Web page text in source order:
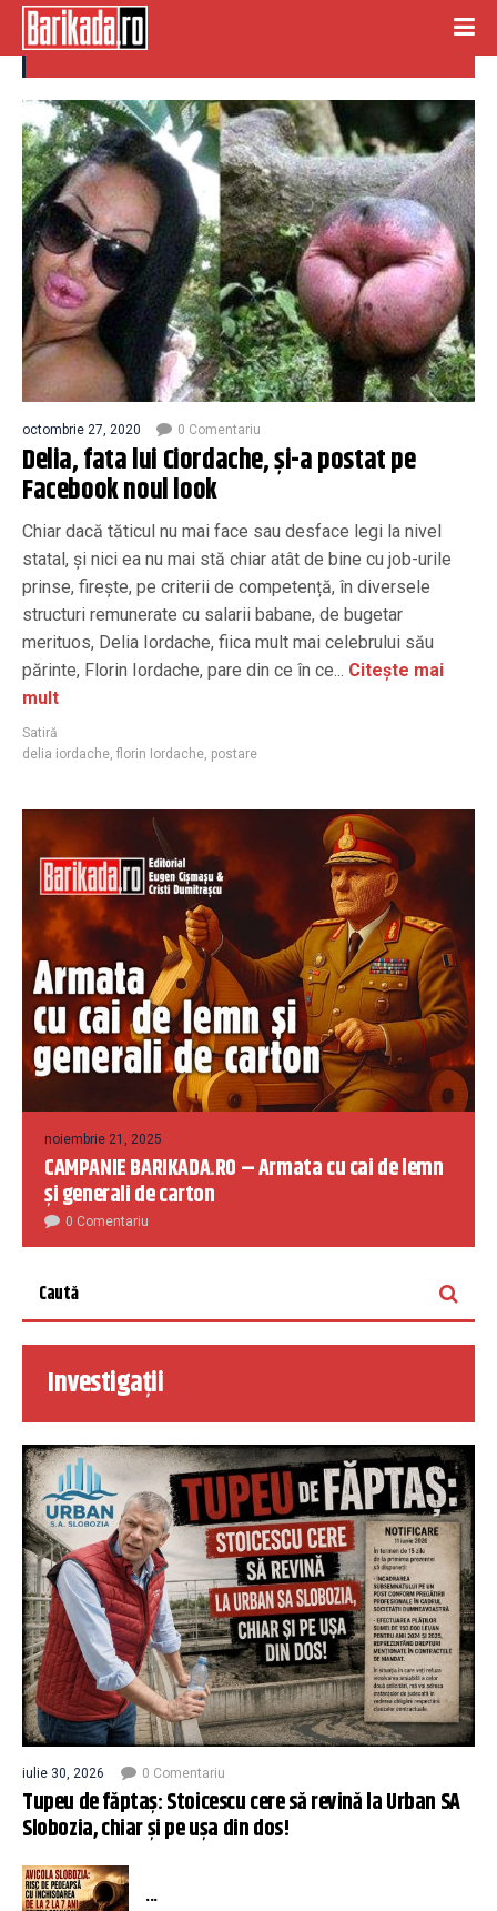
delia iordache
octombrie 27, 2020 0 Comentariu
Delia, fata lui Ciordache, și-a postat pe
Facebook noul look
Chiar dacă tăticul nu mai face sau desface legi la nivel
statal, și nici ea nu mai stă chiar atât de bine cu job-urile
prinse, firește, pe criterii de competență, în diversele
structuri remunerate cu salarii babane, de bugetar
merituos, Delia Iordache, fiica mult mai celebrului său
părinte, Florin Iordache, pare din ce în ce... Citește mai
mult
Satiră
delia iordache, florin Iordache, postare
noiembrie 21, 2025
CAMPANIE BARIKADA.RO – Armata cu cai de lemn
și generali de carton
0 Comentariu
Investigații
iulie 30, 2026 0 Comentariu
Tupeu de făptaș: Stoicescu cere să revină la Urban SA
Slobozia, chiar și pe ușa din dos!
...